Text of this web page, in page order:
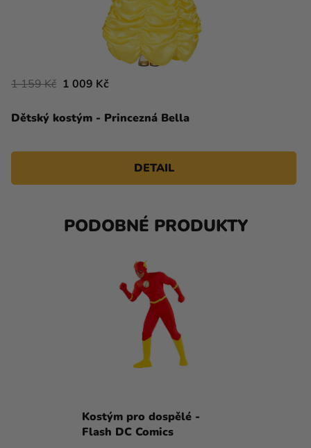
Dětský kostým - Princezná Bella
1 159 Kč 1 009 Kč
DETAIL
PODOBNÉ PRODUKTY
Kostým pro dospělé -
Flash DC Comics